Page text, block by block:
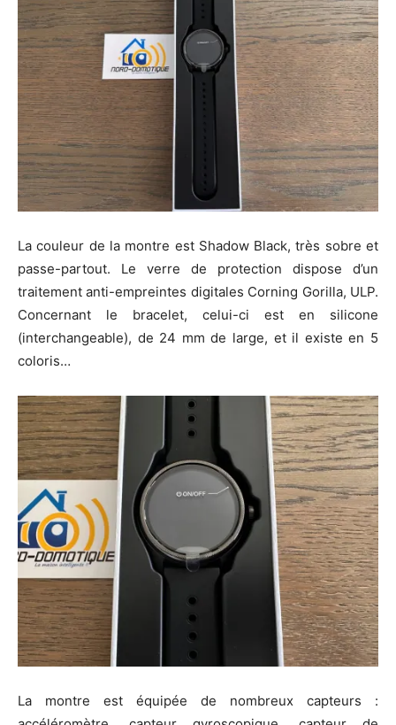
La couleur de la montre est Shadow Black, très sobre et
passe-partout. Le verre de protection dispose d’un
traitement anti-empreintes digitales Corning Gorilla, ULP.
Concernant le bracelet, celui-ci est en silicone
(interchangeable), de 24 mm de large, et il existe en 5
coloris…
La montre est équipée de nombreux capteurs :